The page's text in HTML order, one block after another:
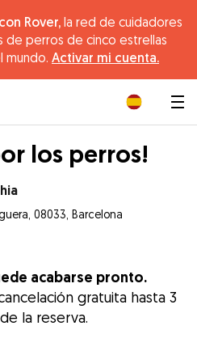
Rover, la red de cuidadores
de perros de cinco estrellas
mundo. Activar mi cuenta.
los perros!
08033, Barcelona
acabarse pronto.
gratuita hasta 3
la reserva.